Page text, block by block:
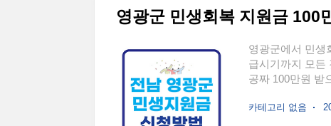
영광군 민생회복 지원금 100
영광군에서 민생
급시기까지 모든
공짜 100만원 받
원금 신청방법
카테고리 없음